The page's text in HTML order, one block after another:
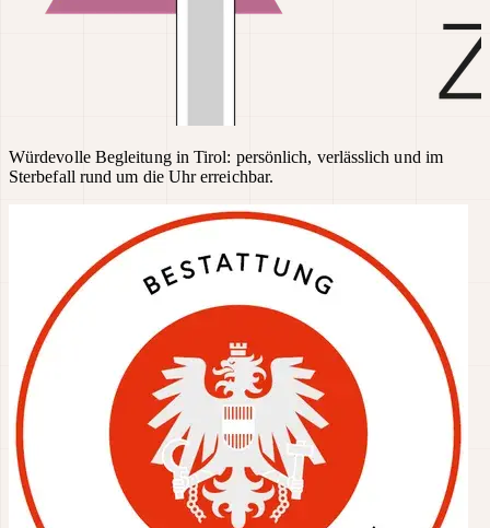
Würdevolle Begleitung in Tirol: persönlich, verlässlich und im
Sterbefall rund um die Uhr erreichbar.